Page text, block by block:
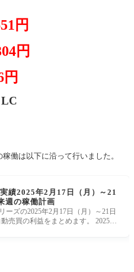
円
円
円
働は以下に沿って行いました。
績2025年2月17日（月）～21
週の稼働計画
ーズの2025年2月17日（月）～21日
売買の利益をまとめます。 2025年